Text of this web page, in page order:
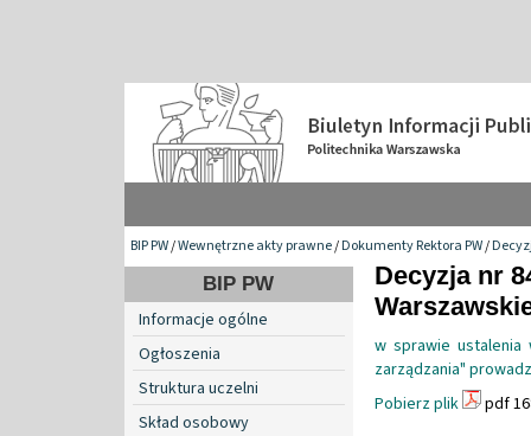
BIP PW/Wewnętrzne akty prawne/Dokumenty Rektora PW/
BIP PW
Informacje ogólne
Ogłoszenia
Struktura uczelni
Skład osobowy
Decyzja nr
w sprawie ustalenia
zarządzania"
Pobierz plik
pdf